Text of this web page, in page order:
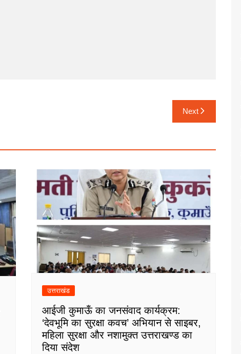
Next
उत्तराखंड
आईजी कुमाऊँ का जनसंवाद कार्यक्रम:
‘देवभूमि का सुरक्षा कवच’ अभियान से साइबर,
महिला सुरक्षा और नशामुक्त उत्तराखण्ड का
दिया संदेश